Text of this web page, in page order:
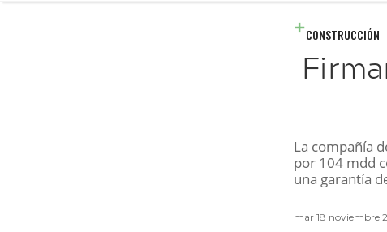
CONSTRUCCIÓN
La compañía
por 104 mdd
una garantía
mar 18 noviembre